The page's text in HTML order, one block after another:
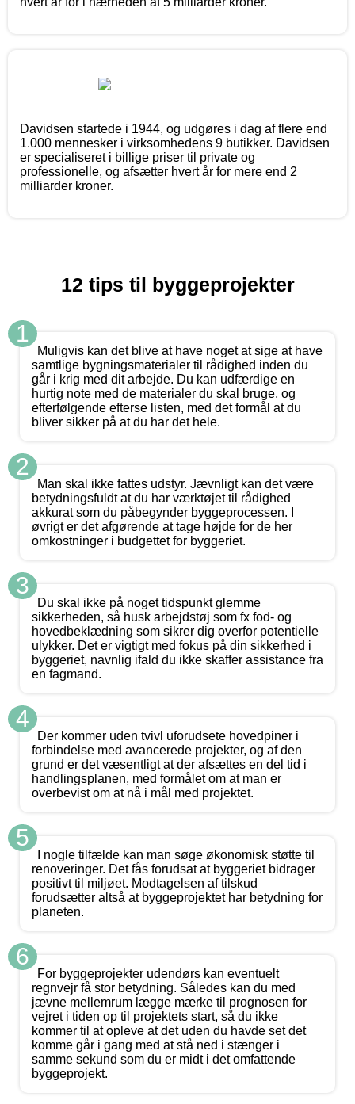
Davidsen startede i 1944, og udgøres i dag af flere end
1.000 mennesker i virksomhedens 9 butikker. Davidsen
er specialiseret i billige priser til private og
professionelle, og afsætter hvert år for mere end 2
milliarder kroner.
12 tips til byggeprojekter
1
Muligvis kan det blive at have noget at sige at have
samtlige bygningsmaterialer til rådighed inden du
går i krig med dit arbejde. Du kan udfærdige en
hurtig note med de materialer du skal bruge, og
efterfølgende efterse listen, med det formål at du
bliver sikker på at du har det hele.
2
Man skal ikke fattes udstyr. Jævnligt kan det være
betydningsfuldt at du har værktøjet til rådighed
akkurat som du påbegynder byggeprocessen. I
øvrigt er det afgørende at tage højde for de her
omkostninger i budgettet for byggeriet.
3
Du skal ikke på noget tidspunkt glemme
sikkerheden, så husk arbejdstøj som fx fod- og
hovedbeklædning som sikrer dig overfor potentielle
ulykker. Det er vigtigt med fokus på din sikkerhed i
byggeriet, navnlig ifald du ikke skaffer assistance fra
en fagmand.
4
Der kommer uden tvivl uforudsete hovedpiner i
forbindelse med avancerede projekter, og af den
grund er det væsentligt at der afsættes en del tid i
handlingsplanen, med formålet om at man er
overbevist om at nå i mål med projektet.
5
I nogle tilfælde kan man søge økonomisk støtte til
renoveringer. Det fås forudsat at byggeriet bidrager
positivt til miljøet. Modtagelsen af tilskud
forudsætter altså at byggeprojektet har betydning for
planeten.
6
For byggeprojekter udendørs kan eventuelt
regnvejr få stor betydning. Således kan du med
jævne mellemrum lægge mærke til prognosen for
vejret i tiden op til projektets start, så du ikke
kommer til at opleve at det uden du havde set det
komme går i gang med at stå ned i stænger i
samme sekund som du er midt i det omfattende
byggeprojekt.